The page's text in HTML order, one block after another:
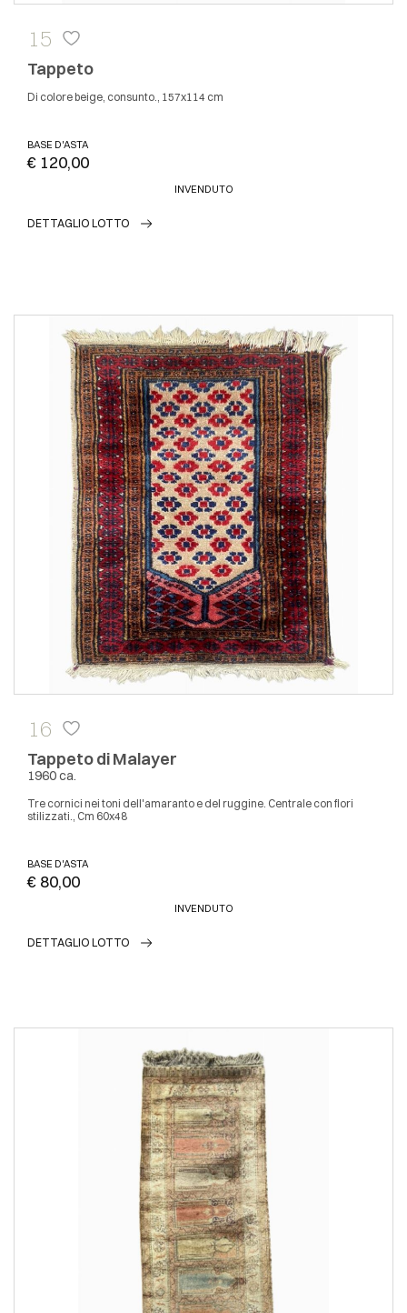
15
Tappeto
Di colore beige, consunto., 157x114 cm
BASE D'ASTA
€ 120,00
INVENDUTO
DETTAGLIO LOTTO
16
Tappeto di Malayer
1960 ca.
Tre cornici nei toni dell'amaranto e del ruggine. Centrale con fiori
stilizzati., Cm 60x48
BASE D'ASTA
€ 80,00
INVENDUTO
DETTAGLIO LOTTO